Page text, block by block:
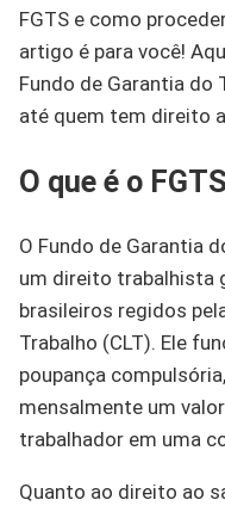
FGTS e como
artigo é para você!
Fundo de Garantia do
até quem tem direito
O que é o
O Fundo de Garantia
um direito trabalhista
brasileiros regidos
Trabalho (CLT). Ele
poupança
mensalmente um
trabalhador em uma
Quanto ao direito ao